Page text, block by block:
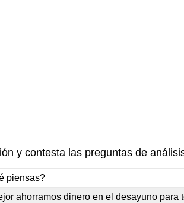
y contesta las preguntas de
piensas?
ahorramos dinero en el desayuno para